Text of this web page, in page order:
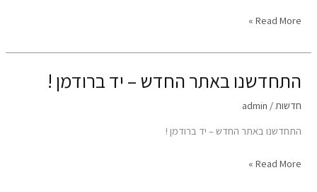
ושיעורי
Read More »
התחדשנו באתר החדש – יד ברודמן !
חדשות /
admin
התחדשנו באתר החדש – יד ברודמן !
התחדשנו
החדש
–
ברודמן
Read More »